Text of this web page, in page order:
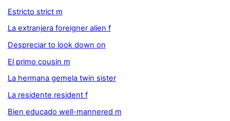
Estricto strict m
La extranjera foreigner alien f
Despreciar to look down on
El primo cousin m
La hermana gemela twin sister
La residente resident f
Bien educado well-mannered m